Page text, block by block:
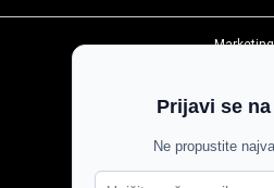
Marketing
Pravila
Agroglas
Prijavi se
Ne propustite